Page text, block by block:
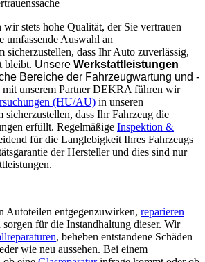
stets hohe Qualität, der Sie vertrauen
umfassende Auswahl an
sicherzustellen, dass Ihr Auto zuverlässig,
bleibt. Unsere Werkstattleistungen
Bereiche der Fahrzeugwartung und -
mit unserem Partner DEKRA führen wir
(HU/AU) in unseren
sicherzustellen, dass Ihr Fahrzeug die
erfüllt. Regelmäßige Inspektion &
für die Langlebigkeit Ihres Fahrzeugs
der Hersteller und dies sind nur
Autoteilen entgegenzuwirken, reparieren
sorgen für die Instandhaltung dieser. Wir
, beheben entstandene Schäden
wie neu aussehen. Bei einem